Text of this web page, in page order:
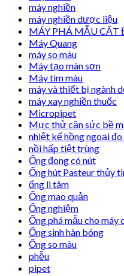
máy nghiền
máy nghiền dược liệu
MÁY PHÁ MẪU CẤT
Máy Quang
máy so màu
Máy tạo màn sơn
Máy tìm màu
máy và thiết bị ngành
máy xay nghiền thuốc
Micropipet
Mực thử căn sức bề
nhiệt kế hồng ngoại
nồi hấp tiệt trùng
Ống đong có nút
Ống hút Pasteur thủy
ống li tâm
Ống mao quản
Ống nghiệm
Ống phá mẫu cho máy
Ống sinh hàn bóng
Ống so màu
phễu
pipet